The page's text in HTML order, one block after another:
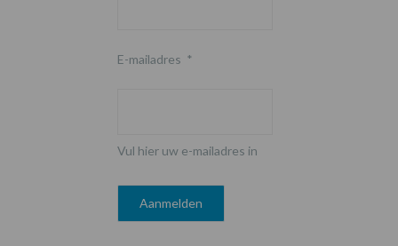
E-mailadres *
Vul hier uw e-mailadres in